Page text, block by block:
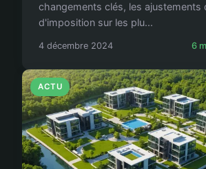
changements clés, les ajustements
d'imposition sur les plu...
4 décembre 2024 6
ACTU